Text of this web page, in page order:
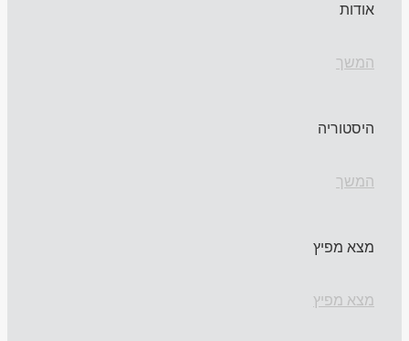
אודות
המשך
היסטוריה
המשך
מצא מפיץ
מצא מפיץ